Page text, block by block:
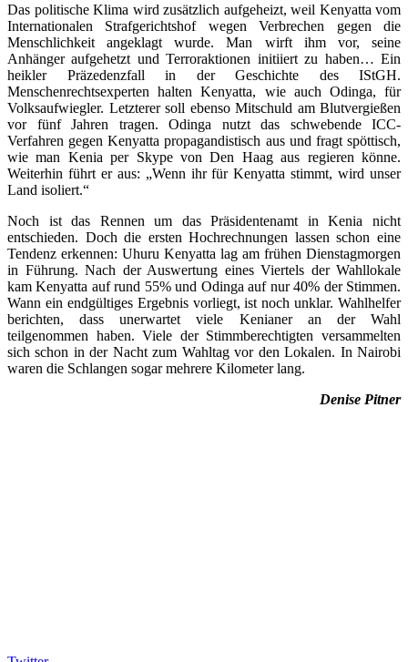
Das politische Klima wird zusätzlich aufgeheizt, weil Kenyatta vom
Internationalen Strafgerichtshof wegen Verbrechen gegen die
Menschlichkeit angeklagt wurde. Man wirft ihm vor, seine
Anhänger aufgehetzt und Terroraktionen initiiert zu haben… Ein
heikler Präzedenzfall in der Geschichte des IStGH.
Menschenrechtsexperten halten Kenyatta, wie auch Odinga, für
Volksaufwiegler. Letzterer soll ebenso Mitschuld am Blutvergießen
vor fünf Jahren tragen. Odinga nutzt das schwebende ICC-
Verfahren gegen Kenyatta propagandistisch aus und fragt spöttisch,
wie man Kenia per Skype von Den Haag aus regieren könne.
Weiterhin führt er aus: „Wenn ihr für Kenyatta stimmt, wird unser
Land isoliert.“
Noch ist das Rennen um das Präsidentenamt in Kenia nicht
entschieden. Doch die ersten Hochrechnungen lassen schon eine
Tendenz erkennen: Uhuru Kenyatta lag am frühen Dienstagmorgen
in Führung. Nach der Auswertung eines Viertels der Wahllokale
kam Kenyatta auf rund 55% und Odinga auf nur 40% der Stimmen.
Wann ein endgültiges Ergebnis vorliegt, ist noch unklar. Wahlhelfer
berichten, dass unerwartet viele Kenianer an der Wahl
teilgenommen haben. Viele der Stimmberechtigten versammelten
sich schon in der Nacht zum Wahltag vor den Lokalen. In Nairobi
waren die Schlangen sogar mehrere Kilometer lang.
Denise Pitner